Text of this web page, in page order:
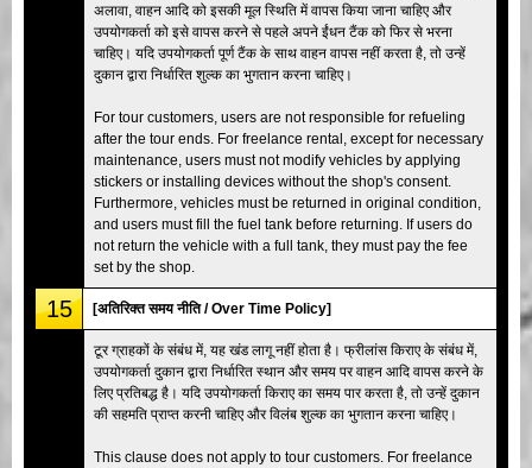
अलावा, वाहन आदि को इसकी मूल स्थिति में वापस किया जाना चाहिए और
उपयोगकर्ता को इसे वापस करने से पहले अपने ईंधन टैंक को फिर से भरना
चाहिए। यदि उपयोगकर्ता पूर्ण टैंक के साथ वाहन वापस नहीं करता है, तो उन्हें
दुकान द्वारा निर्धारित शुल्क का भुगतान करना चाहिए।
For tour customers, users are not responsible for refueling
after the tour ends. For freelance rental, except for necessary
maintenance, users must not modify vehicles by applying
stickers or installing devices without the shop's consent.
Furthermore, vehicles must be returned in original condition,
and users must fill the fuel tank before returning. If users do
not return the vehicle with a full tank, they must pay the fee
set by the shop.
15 [अतिरिक्त समय नीति / Over Time Policy]
टूर ग्राहकों के संबंध में, यह खंड लागू नहीं होता है। फ्रीलांस किराए के संबंध में,
उपयोगकर्ता दुकान द्वारा निर्धारित स्थान और समय पर वाहन आदि वापस करने के
लिए प्रतिबद्ध है। यदि उपयोगकर्ता किराए का समय पार करता है, तो उन्हें दुकान
की सहमति प्राप्त करनी चाहिए और विलंब शुल्क का भुगतान करना चाहिए।
This clause does not apply to tour customers. For freelance